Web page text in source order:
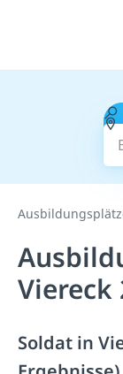
Viereck
Soldat in